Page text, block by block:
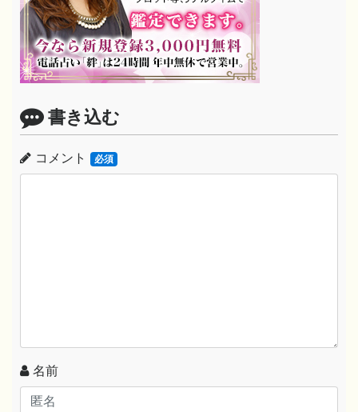
書き込む
コメント 必須
名前